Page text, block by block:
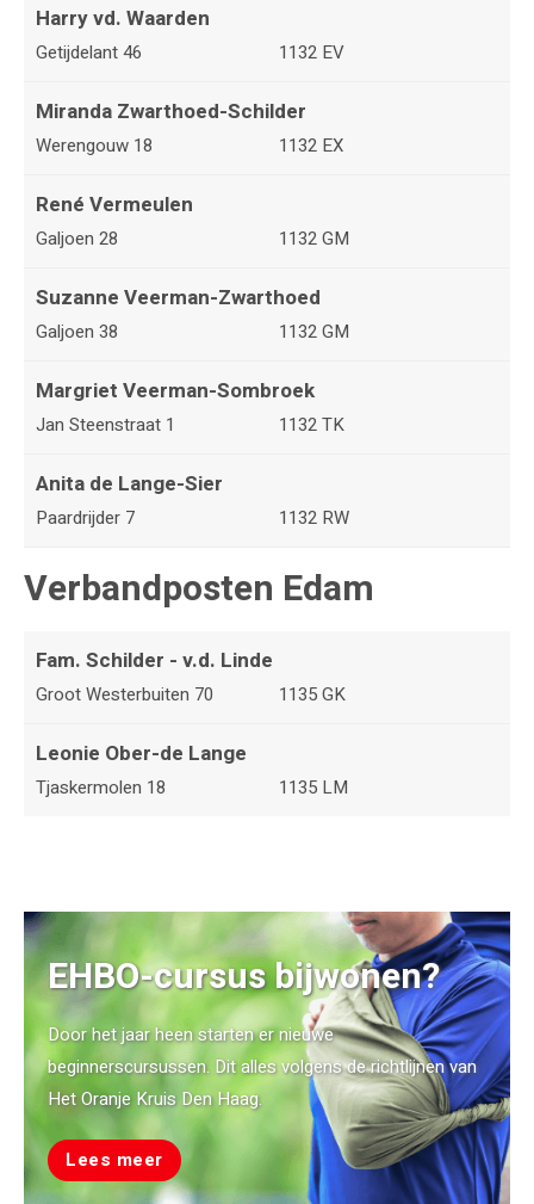
Harry vd. Waarden
Getijdelant 46 1132 EV
Miranda Zwarthoed-Schilder
Werengouw 18 1132 EX
René Vermeulen
Galjoen 28 1132 GM
Suzanne Veerman-Zwarthoed
Galjoen 38 1132 GM
Margriet Veerman-Sombroek
Jan Steenstraat 1 1132 TK
Anita de Lange-Sier
Paardrijder 7 1132 RW
Verbandposten Edam
Fam. Schilder - v.d. Linde
Groot Westerbuiten 70 1135 GK
Leonie Ober-de Lange
Tjaskermolen 18 1135 LM
EHBO-cursus bijwonen?
Door het jaar heen starten er nieuwe
beginnerscursussen. Dit alles volgens de richtlijnen van
Het Oranje Kruis Den Haag.
Lees meer